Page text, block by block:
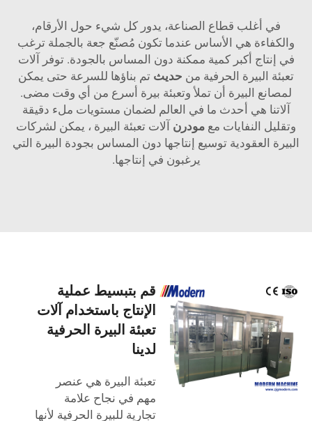
في أغلب قطاع الصناعة، يدور كل شيء حول الأرقام،
والكفاءة هي الأساس عندما تكون مُصنّع جعة بالجملة ترغب
في إنتاج أكبر كمية ممكنة دون المساس بالجودة. توفر آلات
تعبئة البيرة الحرفية من حديث تم بناؤها للسرعة حتى يمكن
لمصانع البيرة أن تملأ وتعبئة بيرة أسرع من أي وقت مضى.
آلاتنا هي أحدث ما في العالم لضمان مستويات ملء دقيقة
وتقليل النفايات مع مودرن آلات تعبئة البيرة ، يمكن لشركات
البيرة العقودية توسيع إنتاجها دون المساس بجودة البيرة التي
يرغبون في إنتاجها.
قم بتبسيط عملية
الإنتاج باستخدام آلات
تعبئة البيرة الحرفية
لدينا
تعبئة البيرة هي عنصر
مهم في نجاح علامة
تجارية للبيرة الحرفية لأنها